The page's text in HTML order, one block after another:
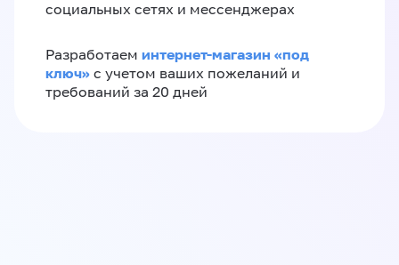
социальных сетях и мессенджерах
Разработаем интернет-магазин «‎под
ключ»‎ с учетом ваших пожеланий и
требований за 20 дней